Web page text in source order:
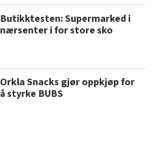
Butikktesten: Supermarked i
nærsenter i for store sko
Orkla Snacks gjør oppkjøp for
å styrke BUBS